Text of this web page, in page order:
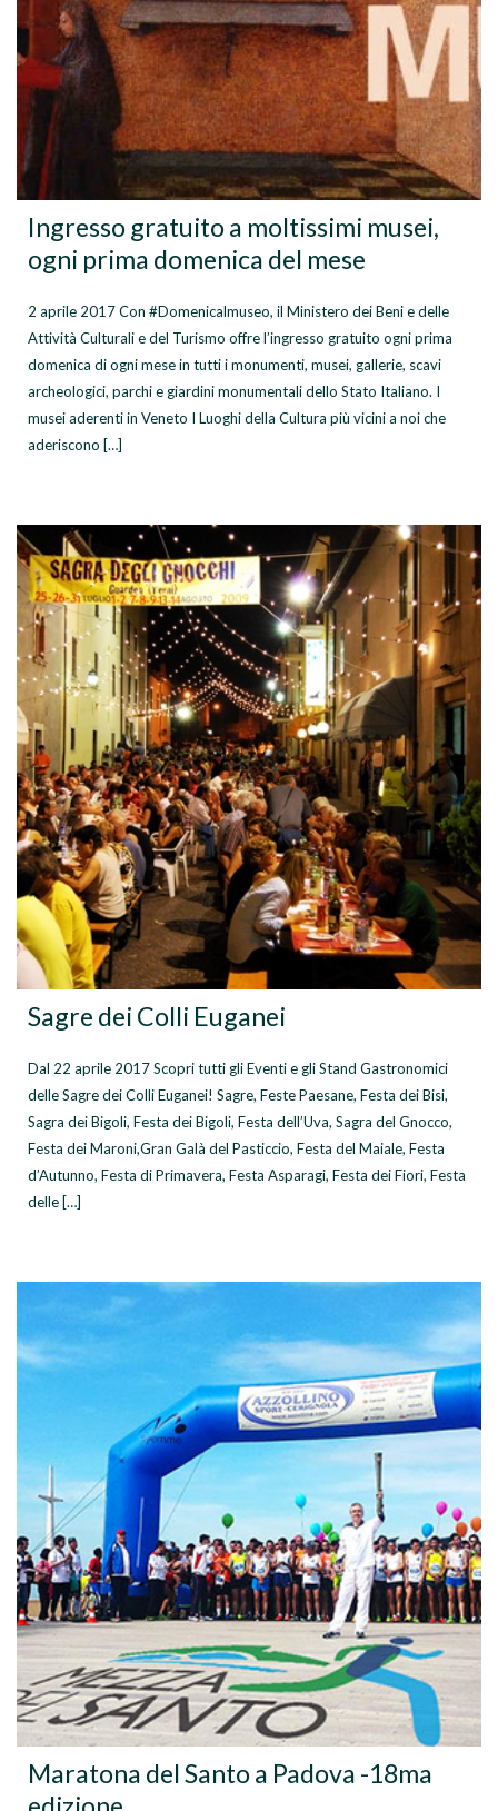
Ingresso gratuito a moltissimi musei,
ogni prima domenica del mese
2 aprile 2017 Con #Domenicalmuseo, il Ministero dei Beni e delle
Attività Culturali e del Turismo offre l’ingresso gratuito ogni prima
domenica di ogni mese in tutti i monumenti, musei, gallerie, scavi
archeologici, parchi e giardini monumentali dello Stato Italiano. I
musei aderenti in Veneto I Luoghi della Cultura più vicini a noi che
aderiscono […]
Sagre dei Colli Euganei
Dal 22 aprile 2017 Scopri tutti gli Eventi e gli Stand Gastronomici
delle Sagre dei Colli Euganei! Sagre, Feste Paesane, Festa dei Bisi,
Sagra dei Bigoli, Festa dei Bigoli, Festa dell’Uva, Sagra del Gnocco,
Festa dei Maroni,Gran Galà del Pasticcio, Festa del Maiale, Festa
d’Autunno, Festa di Primavera, Festa Asparagi, Festa dei Fiori, Festa
delle […]
Maratona del Santo a Padova -18ma